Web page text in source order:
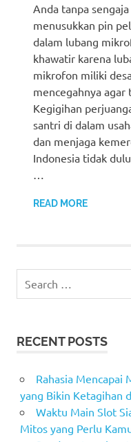
Anda tanpa sengaja
menusukkan pin
dalam lubang
khawatir karena
mikrofon miliki
mencegahnya agar
Kegigihan
santri di dalam
dan menjaga
Indonesia tidak
READ MORE
for:
RECENT POSTS
Rahasia Mencapai
yang Bikin Ketagihan
Waktu Main Slot
Mitos yang Perlu